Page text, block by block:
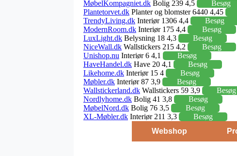
MøbelKompagniet.dk Bolig 239 4,5
Besøg
Plantetorvet.dk Planter og blomster 6440 4,45
TrendyLiving.dk Interiør 1306 4,4
Besøg
ModernRoom.dk Interiør 175 4,4
Besøg
LuxLight.dk Belysning 18 4,3
Besøg
NiceWall.dk Wallstickers 215 4,2
Besøg
Unishop.nu Interiør 6 4,1
Besøg
HaveHandel.dk Have 20 4,1
Besøg
Likehome.dk Interiør 15 4
Besøg
Møbler.dk Interiør 87 3,9
Besøg
Wallstickerland.dk Wallstickers 59 3,9
Besøg
Nordlyhome.dk Bolig 41 3,8
Besøg
MøbelNord.dk Bolig 76 3,5
Besøg
XL-Møbler.dk Interiør 211 3,3
Besøg
Webshop